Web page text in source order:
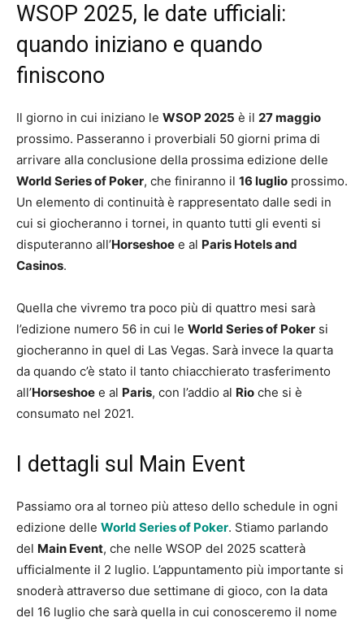
WSOP 2025, le date ufficiali:
quando iniziano e quando
finiscono
Il giorno in cui iniziano le WSOP 2025 è il 27 maggio
prossimo. Passeranno i proverbiali 50 giorni prima di
arrivare alla conclusione della prossima edizione delle
World Series of Poker, che finiranno il 16 luglio prossimo.
Un elemento di continuità è rappresentato dalle sedi in
cui si giocheranno i tornei, in quanto tutti gli eventi si
disputeranno all’Horseshoe e al Paris Hotels and
Casinos.
Quella che vivremo tra poco più di quattro mesi sarà
l’edizione numero 56 in cui le World Series of Poker si
giocheranno in quel di Las Vegas. Sarà invece la quarta
da quando c’è stato il tanto chiacchierato trasferimento
all’Horseshoe e al Paris, con l’addio al Rio che si è
consumato nel 2021.
I dettagli sul Main Event
Passiamo ora al torneo più atteso dello schedule in ogni
edizione delle World Series of Poker. Stiamo parlando
del Main Event, che nelle WSOP del 2025 scatterà
ufficialmente il 2 luglio. L’appuntamento più importante si
snoderà attraverso due settimane di gioco, con la data
del 16 luglio che sarà quella in cui conosceremo il nome